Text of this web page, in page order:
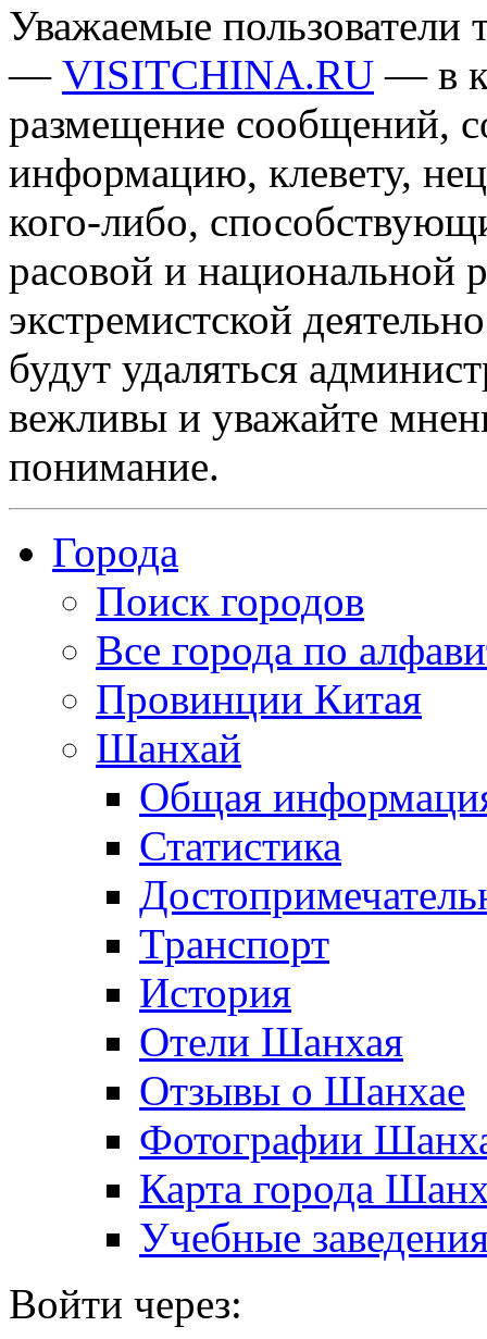
Уважаемые пользователи
— VISITCHINA.RU — в
размещение сообщений,
информацию, клевету,
кого-либо,
расовой и национальной
экстремистской
будут удаляться
вежливы и уважайте
понимание.
Города
Поиск городов
Все города по
Провинции Китая
Шанхай
Общая
Статистика
Транспорт
История
Отели Шанхая
Отзывы о Шанхае
Фотографии
Карта города
Учебные
Войти через: